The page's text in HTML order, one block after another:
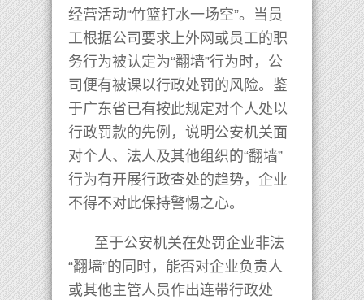
经营活动“竹篮打水一场空”。当员
工根据公司要求上外网或员工的职
务行为被认定为“翻墙”行为时，公
司便有被课以行政处罚的风险。鉴
于广东省已有按此规定对个人处以
行政罚款的先例，说明公安机关面
对个人、法人及其他组织的“翻墙”
行为有开展行政查处的趋势，企业
不得不对此保持警惕之心。
至于公安机关在处罚企业非法
“翻墙”的同时，能否对企业负责人
或其他主管人员作出连带行政处